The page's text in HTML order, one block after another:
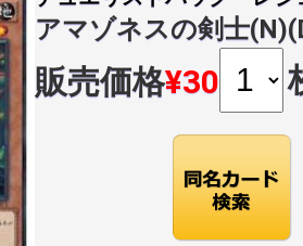
アマゾネスの剣士
販売価格¥30